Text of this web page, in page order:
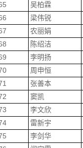
吴柏霖
梁伟锐
农丽娟
陈绍洁
李明扬
周申恒
张善本
窦凯
李文欣
雷新宇
李剑华